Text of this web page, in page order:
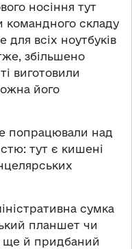
носіння тут
командного складу
всіх ноутбуків
збільшено
виготовили
його
попрацювали над
тут є кишені
сумка
планшет чи
ще й придбаний